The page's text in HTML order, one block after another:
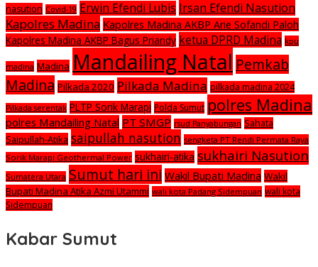
nasution Covid-19 Erwin Efendi Lubis Irsan Efendi Nasution
Kapolres Madina Kapolres Madina AKBP Arie Sofandi Paloh
Kapolres Madina AKBP Bagus Priandy ketua DPRD Madina kpu
madina Madina Mandailing Natal Pemkab
Madina Pilkada 2020 Pilkada Madina pilkada madina 2024
Pilkada serentak PLTP Sorik Marapi Polda Sumut polres Madina
polres Mandailing Natal PT SMGP rsud Panyabungan Sahata
Saipullah-Atika saipullah nasution sengketa PT Rendi Permata Raya
Sorik Marapi Geothermal Power sukhairi-atika sukhairi Nasution
Sumatera Utara Sumut hari ini Wakil Bupati Madina Wakil
Bupati Madina Atika Azmi Utammi wali kota Padang Sidempuan wali kota
Sidempuan
Kabar Sumut